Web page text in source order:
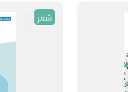
شعر